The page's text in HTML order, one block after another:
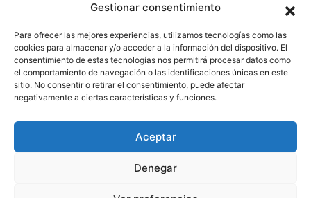
Gestionar consentimiento
Para ofrecer las mejores experiencias, utilizamos tecnologías como las
cookies para almacenar y/o acceder a la información del dispositivo. El
consentimiento de estas tecnologías nos permitirá procesar datos como
el comportamiento de navegación o las identificaciones únicas en este
sitio. No consentir o retirar el consentimiento, puede afectar
negativamente a ciertas características y funciones.
Aceptar
Denegar
Descargas
Direcciones
Iniciar
© 2024 PerfilProfesional.es Todos los derechos reservados.